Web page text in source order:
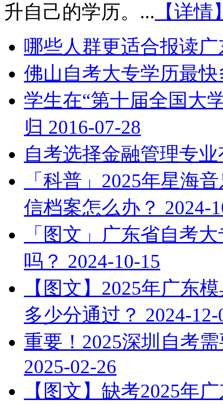
升自己的学历。... 【详情
哪些人群更适合报读
佛山自考大专学历最
学生在“第十届全国大
归 2016-07-28
自考选择金融管理专
「科普」2025年星海
信档案怎么办？ 2024-
「图文」广东省自考
吗？ 2024-10-15
【图文】2025年广东
多少分通过？ 2024-12-
重要！2025深圳自考
2025-02-26
【图文】缺考2025年